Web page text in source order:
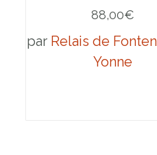
88,00€
par Relais de
Yonne